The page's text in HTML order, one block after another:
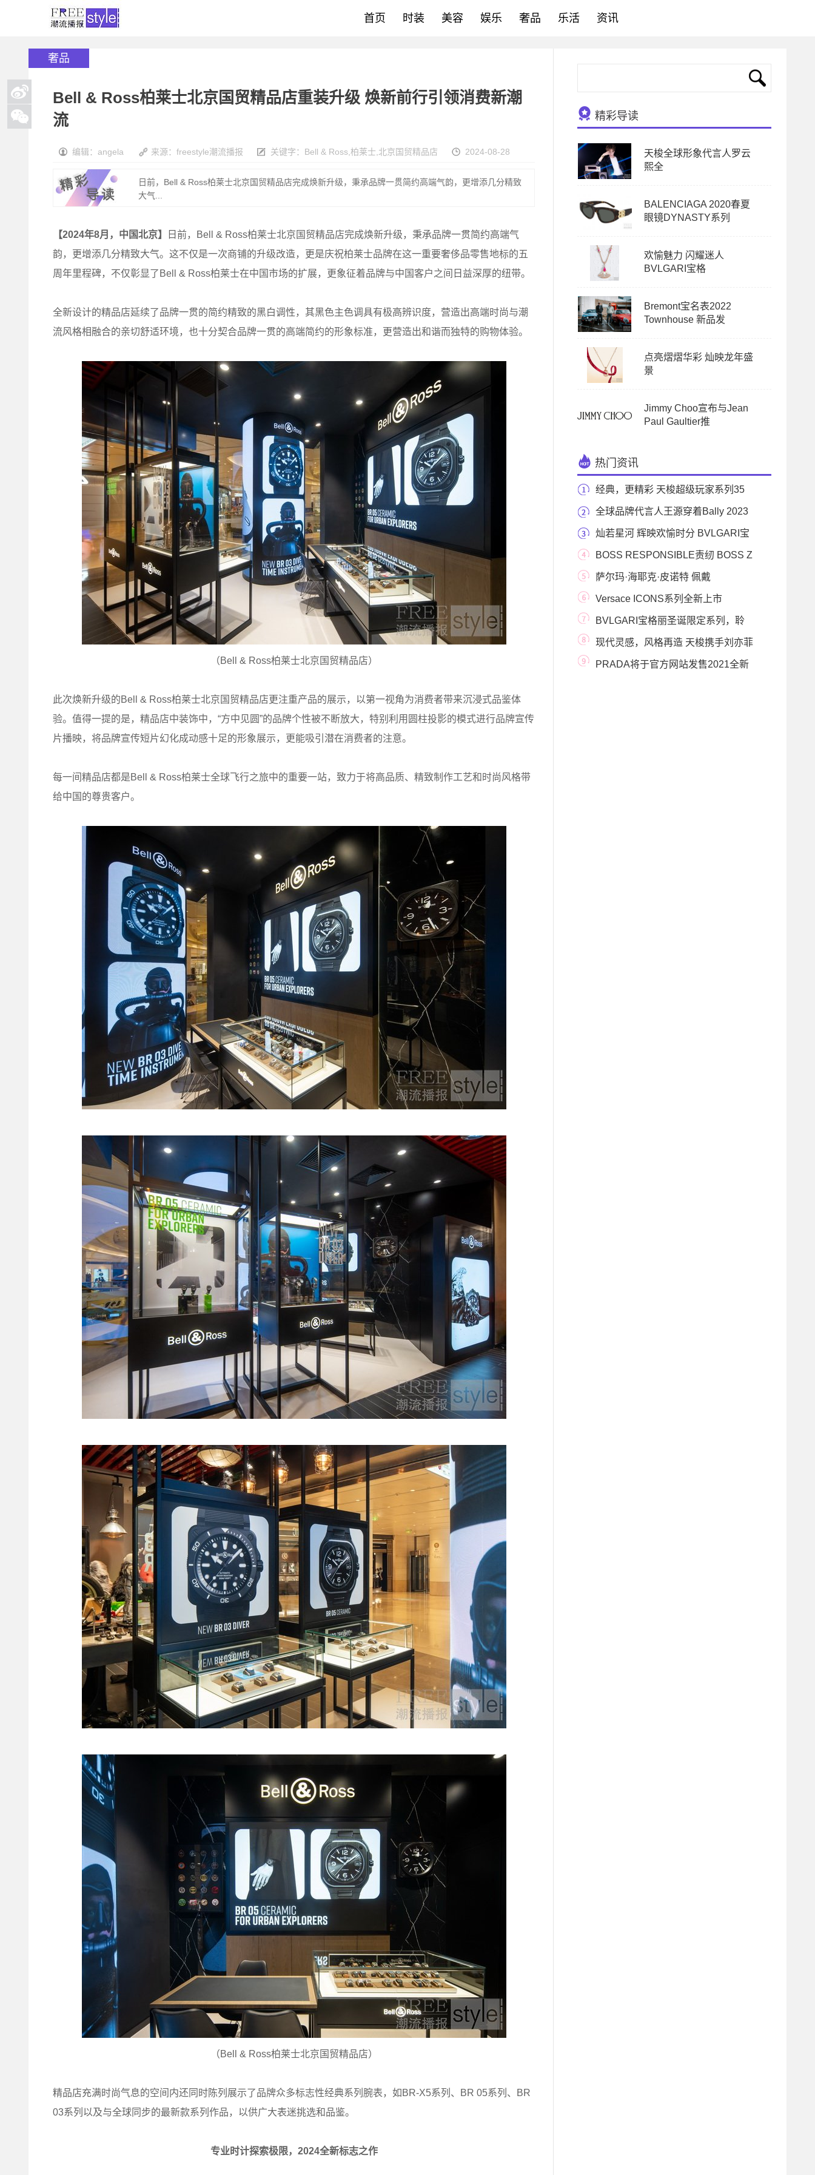
首页 时装 美容 娱乐 奢品 乐活 资讯
奢品
Bell & Ross柏莱士北京国贸精品店重装升级 焕新前行引领消费新潮
流
编辑：angela 来源：freestyle潮流播报 关键字： Bell & Ross 柏莱士 北京国贸精品店 2024-08-28
日前，Bell & Ross柏莱士北京国贸精品店完成焕新升级，秉承品牌一贯简约高端气韵，更增添几分精致
大气...
【2024年8月，中国北京】
日前，Bell & Ross柏莱士北京国贸精品店完成焕新升级，秉承品牌一贯简约高端气
韵，更增添几分精致大气。这不仅是一次商铺的升级改造，更是庆祝柏莱士品牌在这一重要奢侈品零售地标的五
周年里程碑，不仅彰显了Bell & Ross柏莱士在中国市场的扩展，更象征着品牌与中国客户之间日益深厚的纽带。
全新设计的精品店延续了品牌一贯的简约精致的黑白调性，其黑色主色调具有极高辨识度，营造出高端时尚与潮
流风格相融合的亲切舒适环境，也十分契合品牌一贯的高端简约的形象标准，更营造出和谐而独特的购物体验。
（Bell & Ross柏莱士北京国贸精品店）
此次焕新升级的Bell & Ross柏莱士北京国贸精品店更注重产品的展示，以第一视角为消费者带来沉浸式品鉴体
验。值得一提的是，精品店中装饰中，“方中见圆”的品牌个性被不断放大，特别利用圆柱投影的模式进行品牌宣传
片播映，将品牌宣传短片幻化成动感十足的形象展示，更能吸引潜在消费者的注意。
每一间精品店都是Bell & Ross柏莱士全球飞行之旅中的重要一站，致力于将高品质、精致制作工艺和时尚风格带
给中国的尊贵客户。
（Bell & Ross柏莱士北京国贸精品店）
精品店充满时尚气息的空间内还同时陈列展示了品牌众多标志性经典系列腕表，如BR-X5系列、BR 05系列、BR
03系列以及与全球同步的最新款系列作品，以供广大表迷挑选和品鉴。
专业时计探索极限，2024全新标志之作
精彩导读
天梭全球形象代言人罗云
熙全
BALENCIAGA 2020春夏
眼镜DYNASTY系列
欢愉魅力 闪耀迷人
BVLGARI宝格
Bremont宝名表2022
Townhouse 新品发
点亮熠熠华彩 灿映龙年盛
景
Jimmy Choo宣布与Jean
Paul Gaultier推
热门资讯
经典，更精彩 天梭超级玩家系列35
毫米机械款腕
全球品牌代言人王源穿着Bally 2023
秋冬男士系列现
灿若星河 辉映欢愉时分 BVLGARI宝
格丽甄呈腕间佳
BOSS RESPONSIBLE责纫 BOSS Z
世代大使朱正廷演绎广告大
萨尔玛·海耶克·皮诺特 佩戴
Alexander McQueen眼镜现
Versace ICONS系列全新上市
BVLGARI宝格丽圣诞限定系列，聆
听你的星语心愿
现代灵感，风格再造 天梭携手刘亦菲
发布全新杜
PRADA将于官方网站发售2021全新